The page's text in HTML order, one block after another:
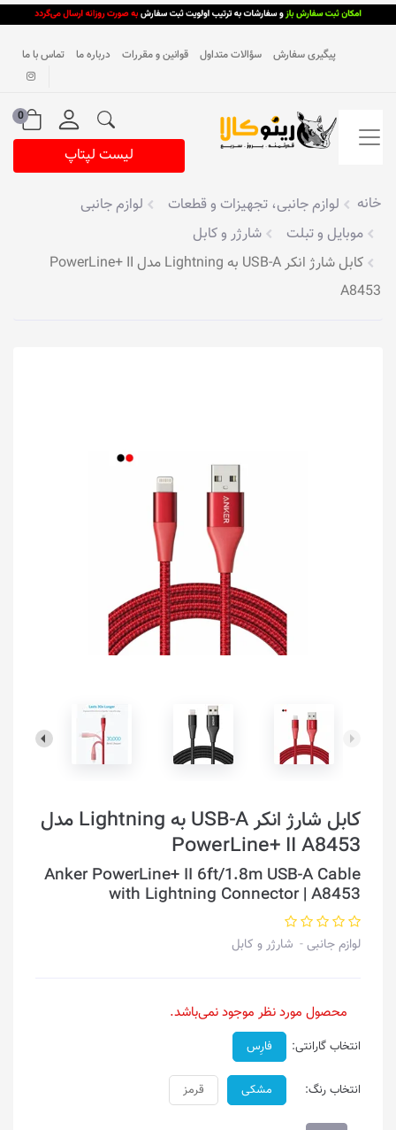
پیگیری سفارش سؤالات متداول قوانین و مقررات درباره ما تماس با ما
0
لیست لپتاپ
خانه لوازم جانبی، تجهیزات و قطعات
لوازم جانبی
موبایل و تبلت
شارژر و کابل
کابل شارژ انکر USB-A به Lightning مدل PowerLine+ II
A8453
کابل شارژ انکر USB-A به Lightning مدل
PowerLine+ II A8453
Anker PowerLine+ II 6ft/1.8m USB-A Cable
with Lightning Connector | A8453
لوازم جانبی شارژر و کابل
محصول مورد نظر موجود نمی‌باشد.
انتخاب گارانتی: فارِس
انتخاب رنگ: مشکی قرمز